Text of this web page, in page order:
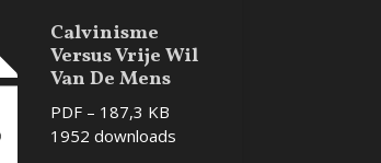
Calvinisme
Versus Vrije Wil
Van De Mens
PDF – 187,3 KB
1952 downloads